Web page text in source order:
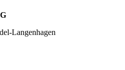
Langenhagen